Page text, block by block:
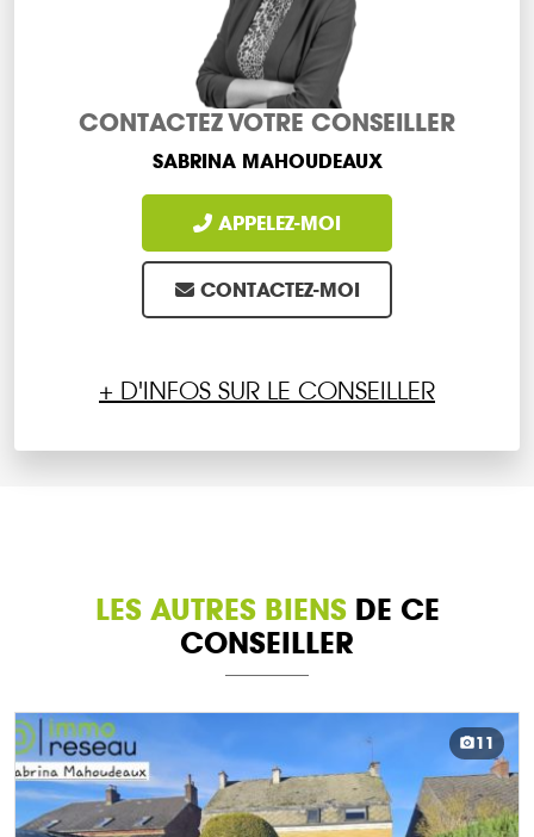
CONTACTEZ VOTRE CONSEILLER
SABRINA MAHOUDEAUX
APPELEZ-MOI
CONTACTEZ-MOI
+ D'INFOS SUR LE CONSEILLER
LES AUTRES BIENSDE CE
CONSEILLER
11